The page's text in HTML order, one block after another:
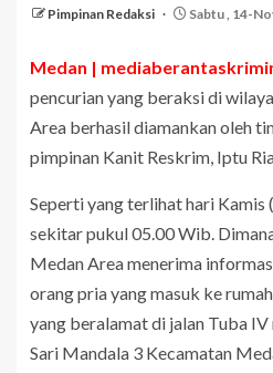
Pimpinan Redaksi Sabtu , 14-
Medan |
pencurian yang beraksi di
Area berhasil diamankan oleh
pimpinan Kanit Reskrim, Iptu
Seperti yang terlihat hari
sekitar pukul 05.00 Wib.
Medan Area menerima
orang pria yang masuk ke
yang beralamat di jalan Tuba IV
Sari Mandala 3 Kecamatan